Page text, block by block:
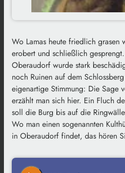
Wo Lamas heute friedlich grasen
erobert und schließlich
Oberaudorf wurde stark
noch Ruinen auf dem
eigenartige Stimmung: Die Sage
erzählt man sich hier. Ein Fluch
soll die Burg bis auf die
Wo man einen sogenannten
in Oberaudorf findet, das hören